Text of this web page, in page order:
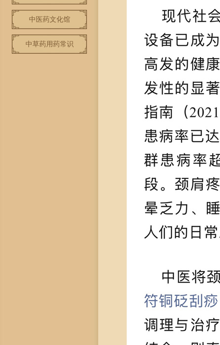
中医药文化馆
中草药用药常识